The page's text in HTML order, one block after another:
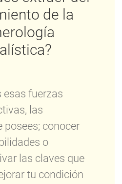
de la
esas fuerzas
las
posees; conocer
o
las claves que
tu condición